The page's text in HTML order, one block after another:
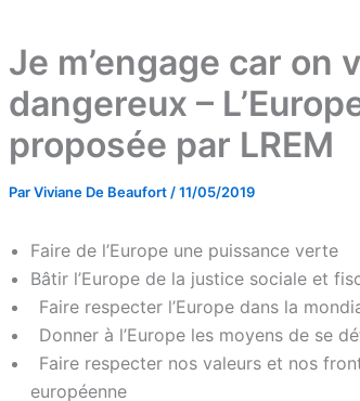
Je m’engage car on
dangereux –
proposée par LREM
ParViviane De Beaufort /11/05/2019
Faire de l’Europe une puissance verte
Bâtir l’Europe de la justice sociale et
Faire respecter l’Europe dans la
Donner à l’Europe les moyens de se
Faire respecter nos valeurs et nos
européenne